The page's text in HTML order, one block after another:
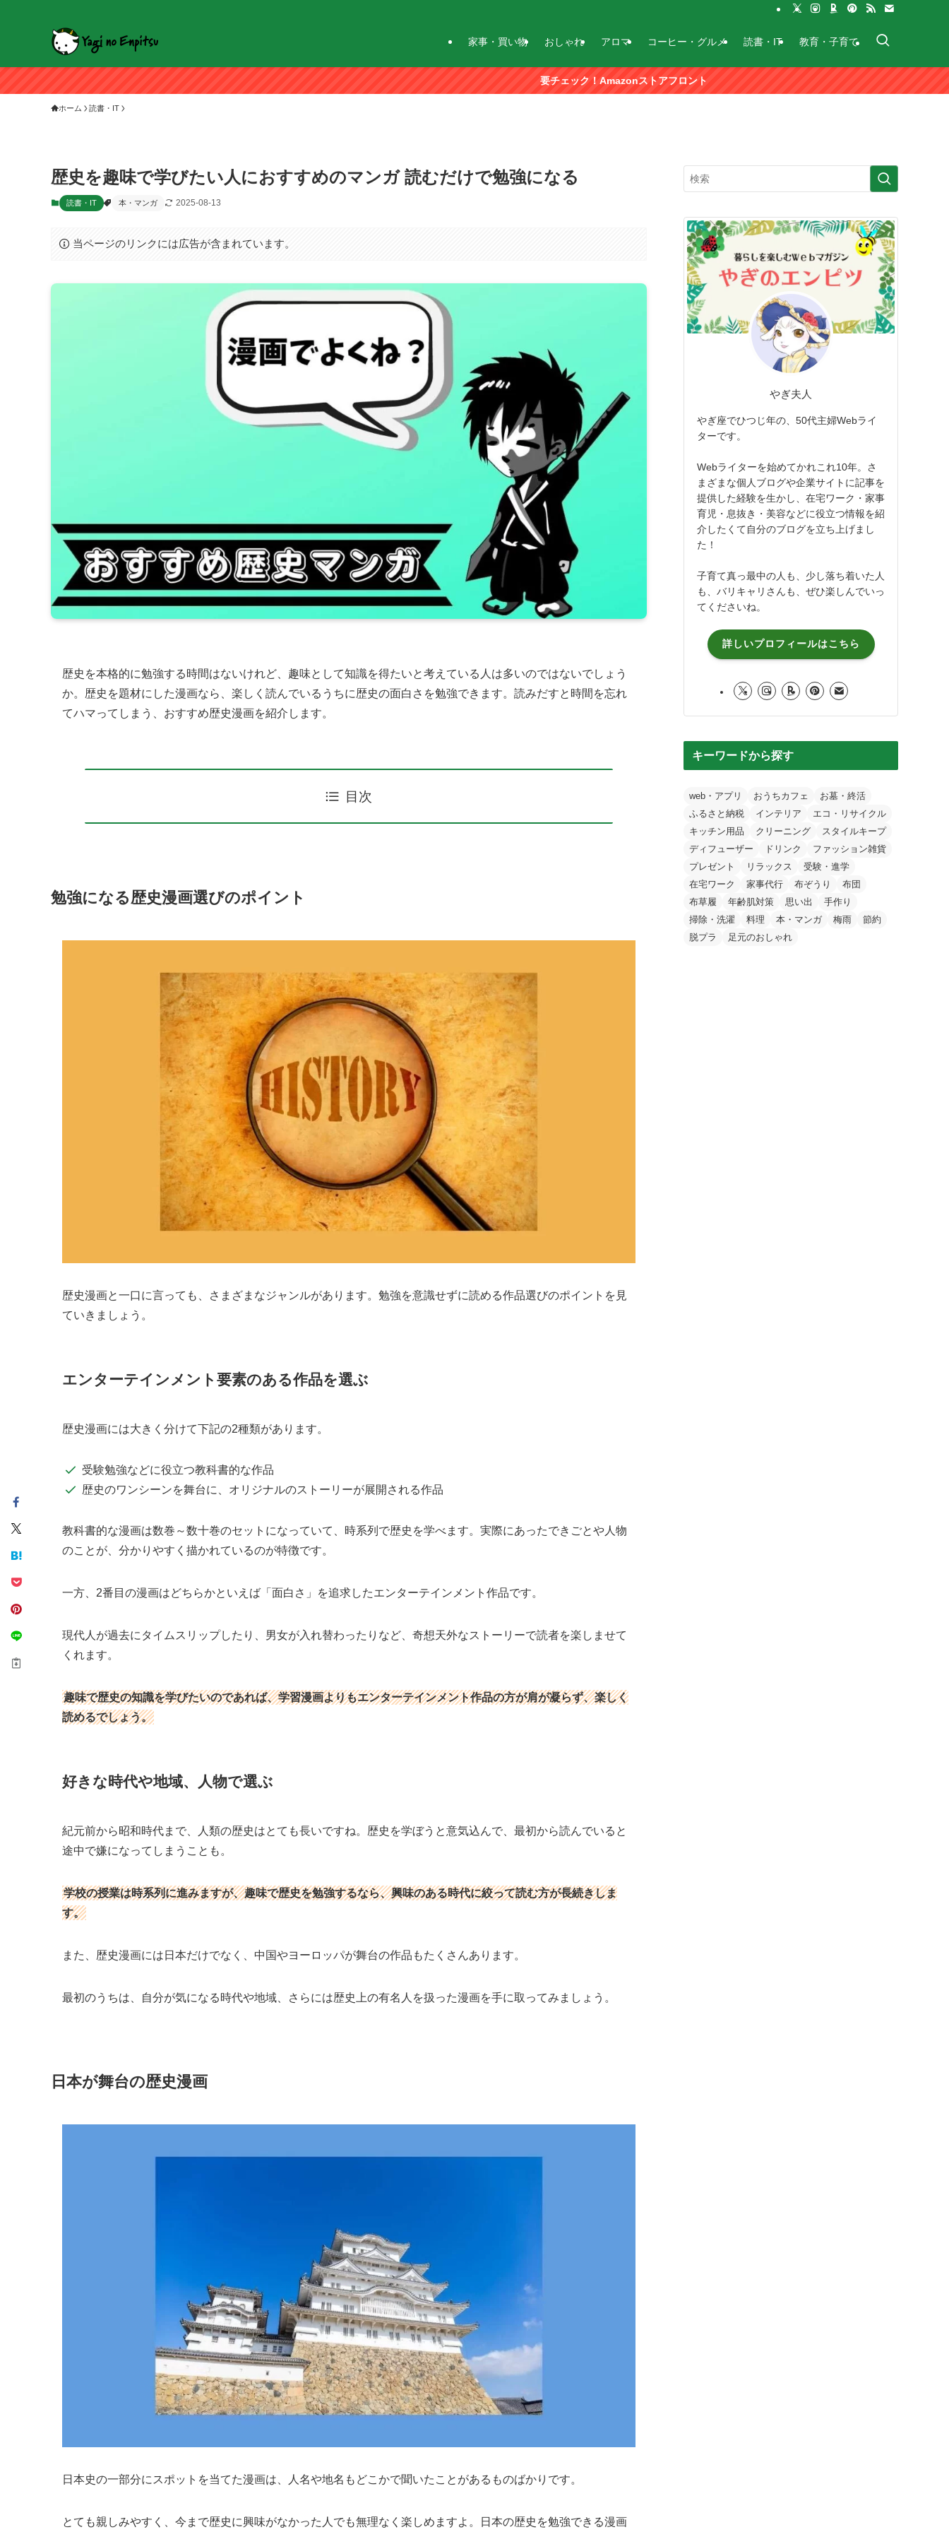
家事・買い物 おしゃれ アロマ コーヒー・グルメ 読書・IT 教育・子育て
要チェック！Amazonストアフロント
ホーム 読書・IT
歴史を趣味で学びたい人におすすめのマンガ 読むだけで勉強になる
読書・IT 本・マンガ 2025-08-13
当ページのリンクには広告が含まれています。
歴史を本格的に勉強する時間はないけれど、趣味として知識を得たいと考えている人は多いのではないでしょう
か。歴史を題材にした漫画なら、楽しく読んでいるうちに歴史の面白さを勉強できます。読みだすと時間を忘れ
てハマってしまう、おすすめ歴史漫画を紹介します。
目次
勉強になる歴史漫画選びのポイント
歴史漫画と一口に言っても、さまざまなジャンルがあります。勉強を意識せずに読める作品選びのポイントを見
ていきましょう。
エンターテインメント要素のある作品を選ぶ
歴史漫画には大きく分けて下記の2種類があります。
受験勉強などに役立つ教科書的な作品
歴史のワンシーンを舞台に、オリジナルのストーリーが展開される作品
教科書的な漫画は数巻～数十巻のセットになっていて、時系列で歴史を学べます。実際にあったできごとや人物
のことが、分かりやすく描かれているのが特徴です。
一方、2番目の漫画はどちらかといえば「面白さ」を追求したエンターテインメント作品です。
現代人が過去にタイムスリップしたり、男女が入れ替わったりなど、奇想天外なストーリーで読者を楽しませて
くれます。
趣味で歴史の知識を学びたいのであれば、学習漫画よりもエンターテインメント作品の方が肩が凝らず、楽しく
読めるでしょう。
好きな時代や地域、人物で選ぶ
紀元前から昭和時代まで、人類の歴史はとても長いですね。歴史を学ぼうと意気込んで、最初から読んでいると
途中で嫌になってしまうことも。
学校の授業は時系列に進みますが、趣味で歴史を勉強するなら、興味のある時代に絞って読む方が長続きしま
す。
また、歴史漫画には日本だけでなく、中国やヨーロッパが舞台の作品もたくさんあります。
最初のうちは、自分が気になる時代や地域、さらには歴史上の有名人を扱った漫画を手に取ってみましょう。
日本が舞台の歴史漫画
日本史の一部分にスポットを当てた漫画は、人名や地名もどこかで聞いたことがあるものばかりです。
とても親しみやすく、今まで歴史に興味がなかった人でも無理なく楽しめますよ。日本の歴史を勉強できる漫画
やぎ夫人
やぎ座でひつじ年の、50代主婦Webライ
ターです。
Webライターを始めてかれこれ10年。さ
まざまな個人ブログや企業サイトに記事を
提供した経験を生かし、在宅ワーク・家事
育児・息抜き・美容などに役立つ情報を紹
介したくて自分のブログを立ち上げまし
た！
子育て真っ最中の人も、少し落ち着いた人
も、バリキャリさんも、ぜひ楽しんでいっ
てくださいね。
詳しいプロフィールはこちら
キーワードから探す
web・アプリ おうちカフェ
お墓・終活
ふるさと納税
インテリア
エコ・リサイクル
キッチン用品
クリーニング
スタイルキープ
ディフューザー
ドリンク
ファッション雑貨
プレゼント
リラックス
受験・進学
在宅ワーク
家事代行 布ぞうり
布団
布草履
年齢肌対策 思い出
手作り
掃除・洗濯
料理 本・マンガ 梅雨
節約
脱プラ
足元のおしゃれ